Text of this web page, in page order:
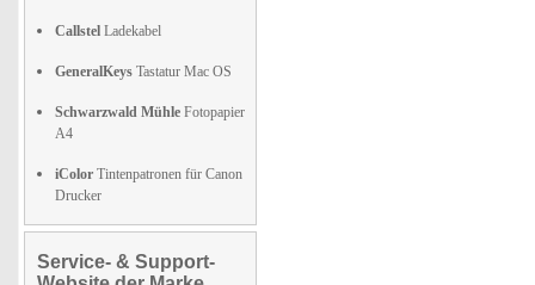
Callstel Ladekabel
GeneralKeys Tastatur Mac OS
Schwarzwald Mühle Fotopapier
A4
iColor Tintenpatronen für Canon
Drucker
Service- & Support-